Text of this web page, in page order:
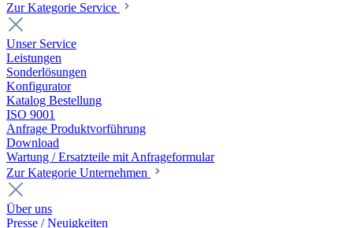
Zur Kategorie Service
Unser Service
Leistungen
Sonderlösungen
Konfigurator
Katalog Bestellung
ISO 9001
Anfrage Produktvorführung
Download
Wartung / Ersatzteile mit Anfrageformular
Zur Kategorie Unternehmen
Über uns
Presse / Neuigkeiten